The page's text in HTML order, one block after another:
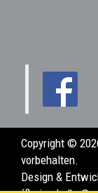
Copyright ©
vorbehalten.
Design &